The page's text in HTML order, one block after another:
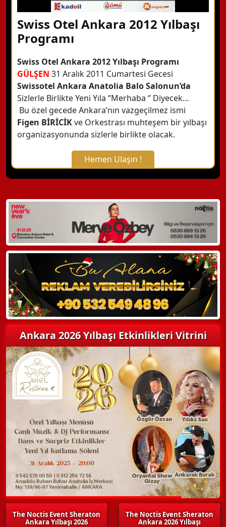
Swiss Otel Ankara 2012 Yılbaşı
Programı
Swiss Otel Ankara 2012 Yılbaşı Programı
GÜLŞEN 31 Aralık 2011 Cumartesi Gecesi
Swissotel Ankara Anatolia Balo Salonun’da
Sizlerle BirlikteYeni Yıla ‘’Merhaba ‘’ Diyecek…
Bu özel gecede Ankara’nın vazgeçilmez ismi
Figen BİRİCİKve Orkestrası muhteşem bir yılbaşı
organizasyonunda sizlerle birlikte olacak.
Hemen Ulaşın !
X Kapat
WhatsApp ile Bilgi Alın
Hemen Arayın
Detaylı Bilgi Alın
Ankara 2026 Yılbaşı Etkinlikleri Vitrini
The Noctis Event Sheraton
Ankara Yılbaşı 2026
The Noctis Event Sheraton
Ankara 2026 Yılbaşı